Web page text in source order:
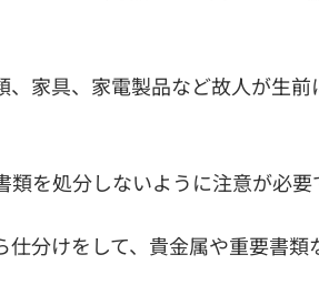
家具、家電製品など故人が生
を処分しないように注意が必要
分けをして、貴金属や重要書